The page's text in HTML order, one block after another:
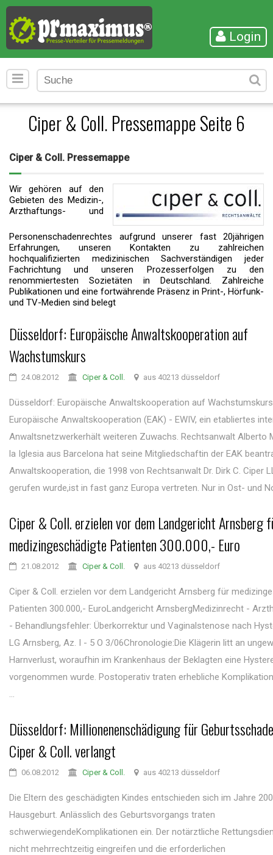
Login
Ciper & Coll. Pressemappe Seite 6
Ciper & Coll. Pressemappe
Wir gehören auf den
Gebieten des Medizin-,
Arzthaftungs- und
Personenschadenrechtes aufgrund unserer fast 20jährigen
Erfahrungen, unseren Kontakten zu zahlreichen
hochqualifizierten medizinischen Sachverständigen jeder
Fachrichtung und unseren Prozesserfolgen zu den
renommiertesten Sozietäten in Deutschland. Zahlreiche
Publikationen und eine fortwährende Präsenz in Print-, Hörfunk-
und TV-Medien sind belegt
Düsseldorf: Europäische Anwaltskooperation auf
Wachstumskurs
24.08.2012 Ciper & Coll. aus 40213 düsseldorf
Düsseldorf: Europäische Anwaltskooperation auf
Europäische Anwaltskooperation (EAK) - EWIV, ein etabliertes
Anwaltsnetzwerkerhält weiteren Zuwachs. Rechtsanwalt Alberto
la Iglesia aus Barcelona hat seine Mitgliedschaftin der EAK
Anwaltskooperation, die 1998 von Rechtsanwalt Dr. Dirk C. Ciper
gerufen wurde,ist in fast ganz Europa vertreten. Nur in Ost- und
Ciper & Coll. erzielen vor dem Landgericht Arnsberg
medizingeschädigte Patienten 300.000,- Euro
21.08.2012 Ciper & Coll. aus 40213 düsseldorf
Ciper & Coll. erzielen vor dem Landgericht Arnsberg für
Patienten 300.000,- EuroLandgericht ArnsbergMedizinrecht -
- Behandlungsfehler: Überkorrektur und Vaginalstenose nach
LG Arnsberg, Az. I - 5 O 3/06Chronologie:Die Klägerin litt an
Harnverlust, woraufhin im Krankenhaus der Beklagten eine
vorgenommen wurde. Postoperativ traten erhebliche
...
Düsseldorf: Millionenenschädigung für
Ciper & Coll. verlangt
06.08.2012 Ciper & Coll. aus 40213 düsseldorf
Die Eltern des geschädigten Kindes entschieden sich im Jahre
Hausgeburt. Anlässlich des Geburtsvorgangs traten
schwerwiegendeKomplikationen ein. Der notärztliche
nicht mehrrechtzeitig eingreifen und die erforderlichen